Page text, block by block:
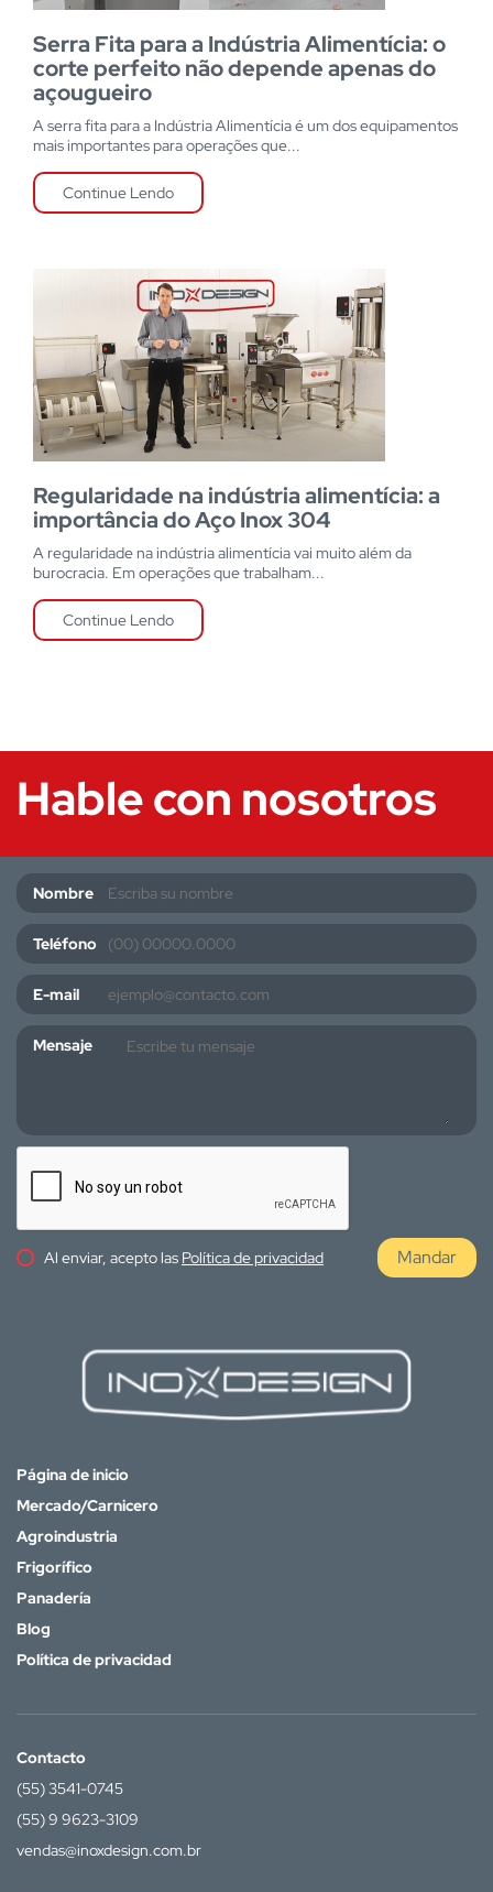
Serra Fita para a Indústria Alimentícia: o
corte perfeito não depende apenas do
açougueiro
A serra fita para a Indústria Alimentícia é um dos equipamentos
mais importantes para operações que...
Continue Lendo
Regularidade na indústria alimentícia: a
importância do Aço Inox 304
A regularidade na indústria alimentícia vai muito além da
burocracia. Em operações que trabalham...
Continue Lendo
Hable con nosotros
Nombre
Teléfono
E-mail
Mensaje
Al enviar, acepto las Política de privacidad Mandar
Página de inicio
Mercado/Carnicero
Agroindustria
Frigorífico
Panadería
Blog
Política de privacidad
Contacto
(55) 3541-0745
(55) 9 9623-3109
vendas@inoxdesign.com.br